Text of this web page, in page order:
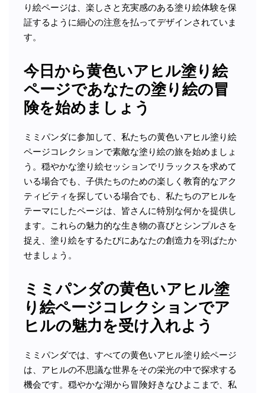
り絵ページは、楽しさと充実感のある塗り絵体験を保
証するように細心の注意を払ってデザインされていま
す。
今日から黄色いアヒル塗り絵
ページであなたの塗り絵の冒
険を始めましょう
ミミパンダに参加して、私たちの黄色いアヒル塗り絵
ページコレクションで素敵な塗り絵の旅を始めましょ
う。穏やかな塗り絵セッションでリラックスを求めて
いる場合でも、子供たちのための楽しく教育的なアク
ティビティを探している場合でも、私たちのアヒルを
テーマにしたページは、皆さんに特別な何かを提供し
ます。これらの魅力的な生き物の喜びとシンプルさを
捉え、塗り絵をするたびにあなたの創造力を羽ばたか
せましょう。
ミミパンダの黄色いアヒル塗
り絵ページコレクションでア
ヒルの魅力を受け入れよう
ミミパンダでは、すべての黄色いアヒル塗り絵ページ
は、アヒルの不思議な世界をその栄光の中で探求する
機会です。穏やかな湖から冒険好きなひよこまで、私